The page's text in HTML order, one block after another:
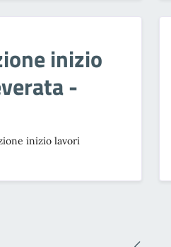
inizio
-
inizio lavori